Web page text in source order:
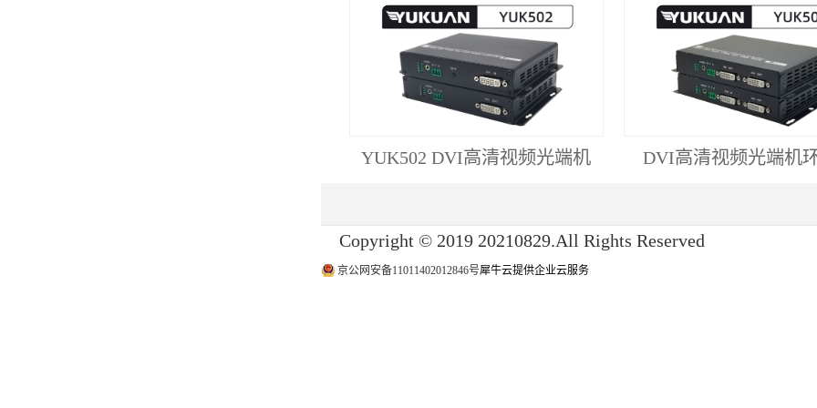
YUK502 DVI高清视频光端机 DVI高清视频光端机
Copyright © 2019 20210829.All Rights Reserved
京公网安备11011402012846号犀牛云提供企业云服务